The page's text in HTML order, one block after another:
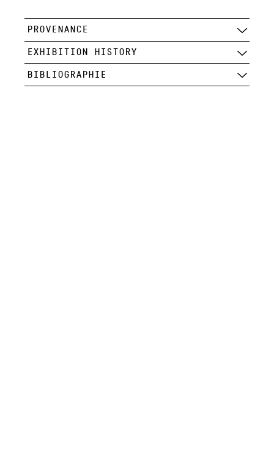
PROVENANCE
EXHIBITION HISTORY
BIBLIOGRAPHIE